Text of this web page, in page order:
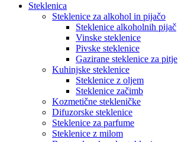
Steklenica
Steklenice za alkohol in pijačo
Steklenice alkoholnih pijač
Vinske steklenice
Pivske steklenice
Gazirane steklenice za pitje
Kuhinjske steklenice
Steklenice z oljem
Steklenice začimb
Kozmetične stekleničke
Difuzorske steklenice
Steklenice za parfume
Steklenice z milom